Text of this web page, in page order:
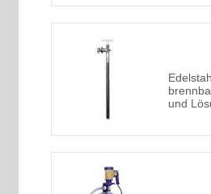
und